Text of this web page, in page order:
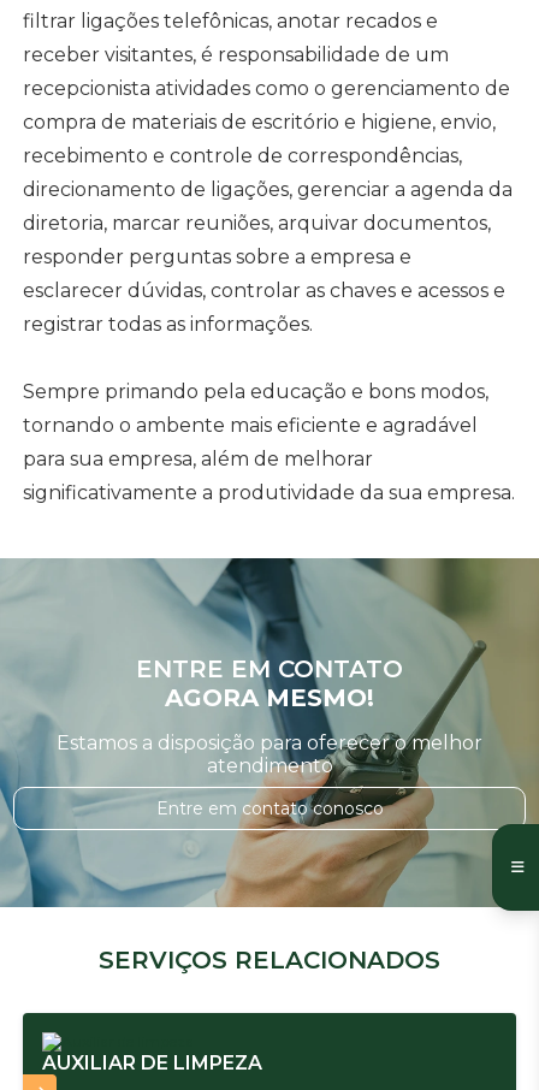
filtrar ligações telefônicas, anotar recados e
receber visitantes, é responsabilidade de um
recepcionista atividades como o gerenciamento de
compra de materiais de escritório e higiene, envio,
recebimento e controle de correspondências,
direcionamento de ligações, gerenciar a agenda da
diretoria, marcar reuniões, arquivar documentos,
responder perguntas sobre a empresa e
esclarecer dúvidas, controlar as chaves e acessos e
registrar todas as informações.
Sempre primando pela educação e bons modos,
tornando o ambente mais eficiente e agradável
para sua empresa, além de melhorar
significativamente a produtividade da sua empresa.
ENTRE EM CONTATO
AGORA MESMO!
Estamos a disposição para oferecer o melhor
atendimento
Entre em contato conosco
SERVIÇOS RELACIONADOS
AUXILIAR DE LIMPEZA